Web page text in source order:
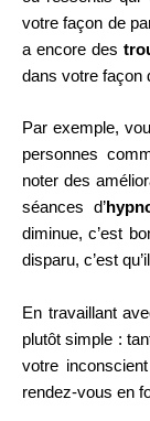
votre façon de
a encore des
dans votre façon
Par exemple,
personnes
noter des
séances d’
diminue, c’est
disparu, c’est
En travaillant
plutôt simple :
votre
rendez-vous en